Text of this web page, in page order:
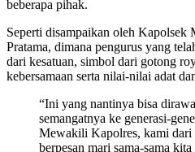
beberapa pihak.
Seperti disampaikan oleh
Pratama, dimana pengurus yang
dari kesatuan, simbol dari gotong
kebersamaan serta nilai-nilai adat
“Ini yang nantinya bisa
semangatnya ke generasi-
Mewakili Kapolres, kami dari
berpesan mari sama-sama